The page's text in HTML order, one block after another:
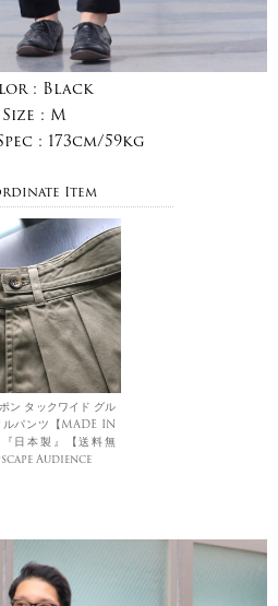
: Black
Size : M
: 173cm/59kg
Item
ン タックワイド グル
ルパンツ【MADE IN
『日本製』【送料無
Audience